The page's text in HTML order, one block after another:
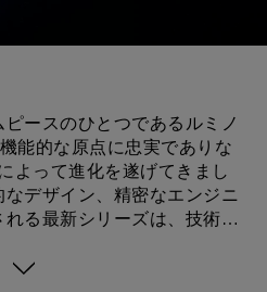
ースのひとつであるルミノ
能的な原点に忠実でありな
よって進化を遂げてきまし
デザイン、精密なエンジニ
る最新シリーズは、技術的
なアイデンティティの核と